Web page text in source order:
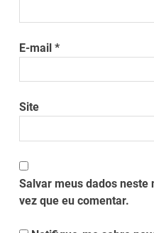
E-mail*
Site
Salvar meus dados neste
vez que eu comentar.